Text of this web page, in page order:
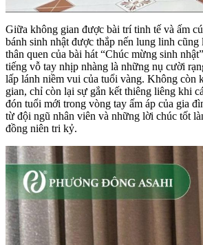
Giữa không gian được bài trí tinh tế và ấm
bánh sinh nhật được thắp nến lung linh
thân quen của bài hát “Chúc mừng sinh
tiếng vỗ tay nhịp nhàng là những nụ cười
lấp lánh niềm vui của tuổi vàng. Không còn
gian, chỉ còn lại sự gắn kết thiêng liêng khi
đón tuổi mới trong vòng tay ấm áp của gia
từ đội ngũ nhân viên và những lời chúc tốt
đồng niên tri kỷ.